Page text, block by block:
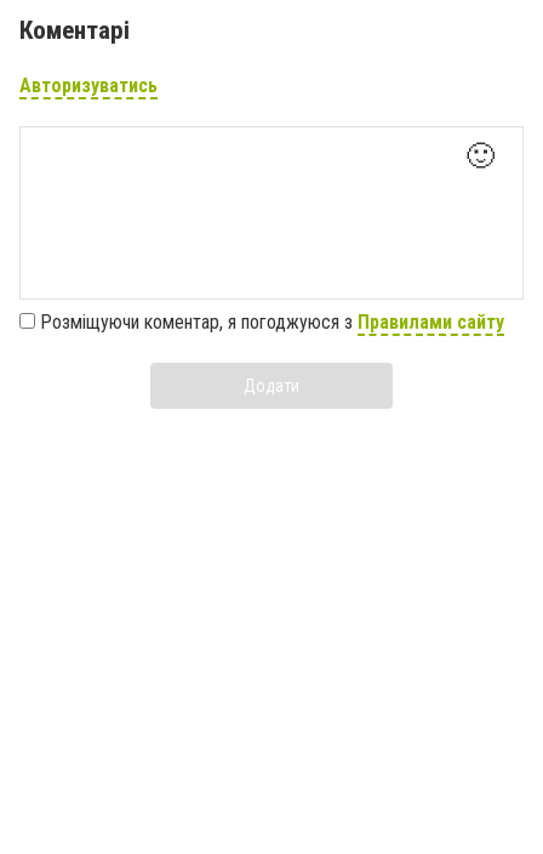
Коментарі
Авторизуватись
🙂
Розміщуючи коментар, я погоджуюся з Правилами сайту
Додати